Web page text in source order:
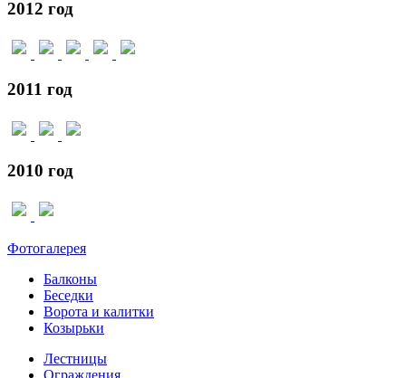
2012 год
2011 год
2010 год
Фотогалерея
Балконы
Беседки
Ворота и калитки
Козырьки
Лестницы